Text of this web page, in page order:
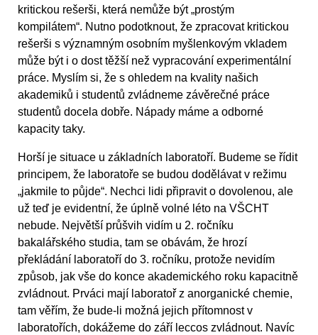
kritickou rešerši, která nemůže být „prostým
kompilátem“. Nutno podotknout, že zpracovat kritickou
rešerši s významným osobním myšlenkovým vkladem
může být i o dost těžší než vypracování experimentální
práce. Myslím si, že s ohledem na kvality našich
akademiků i studentů zvládneme závěrečné práce
studentů docela dobře. Nápady máme a odborné
kapacity taky.
Horší je situace u základních laboratoří. Budeme se řídit
principem, že laboratoře se budou dodělávat v režimu
„jakmile to půjde“. Nechci lidi připravit o dovolenou, ale
už teď je evidentní, že úplně volné léto na VŠCHT
nebude. Největší průšvih vidím u 2. ročníku
bakalářského studia, tam se obávám, že hrozí
překládání laboratoří do 3. ročníku, protože nevidím
způsob, jak vše do konce akademického roku kapacitně
zvládnout. Prváci mají laboratoř z anorganické chemie,
tam věřím, že bude-li možná jejich přítomnost v
laboratořích, dokážeme do září leccos zvládnout. Navíc